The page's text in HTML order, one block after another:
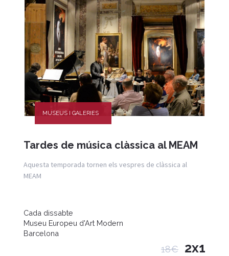
MUSEUS I GALERIES
Tardes de música clàssica al MEAM
Aquesta temporada tornen els vespres de clàssica al
MEAM
Cada dissabte
Museu Europeu d'Art Modern
Barcelona
18€ 2x1